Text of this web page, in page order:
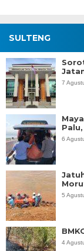
SULTENG
7
6
5
4